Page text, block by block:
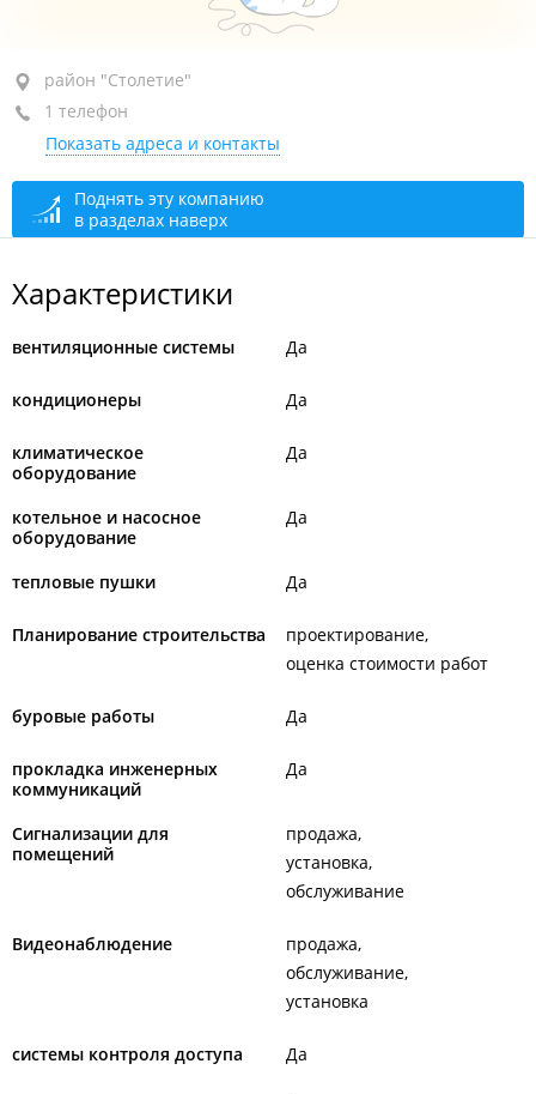
район "Столетие", пр-т 100-летия Владивостока, 32Д
+7 914 703-46-55
сегодня закрыто
район "Столетие"
1 телефон
Показать адреса и контакты
Поднять эту компанию
в разделах наверх
Характеристики
вентиляционные системы Да
кондиционеры Да
климатическое
оборудование
Да
котельное и насосное
оборудование
Да
тепловые пушки Да
Планирование строительства
проектирование
оценка стоимости работ
буровые работы Да
прокладка инженерных
коммуникаций
Да
Сигнализации для
помещений
продажа
установка
обслуживание
Видеонаблюдение
продажа
обслуживание
установка
системы контроля доступа Да